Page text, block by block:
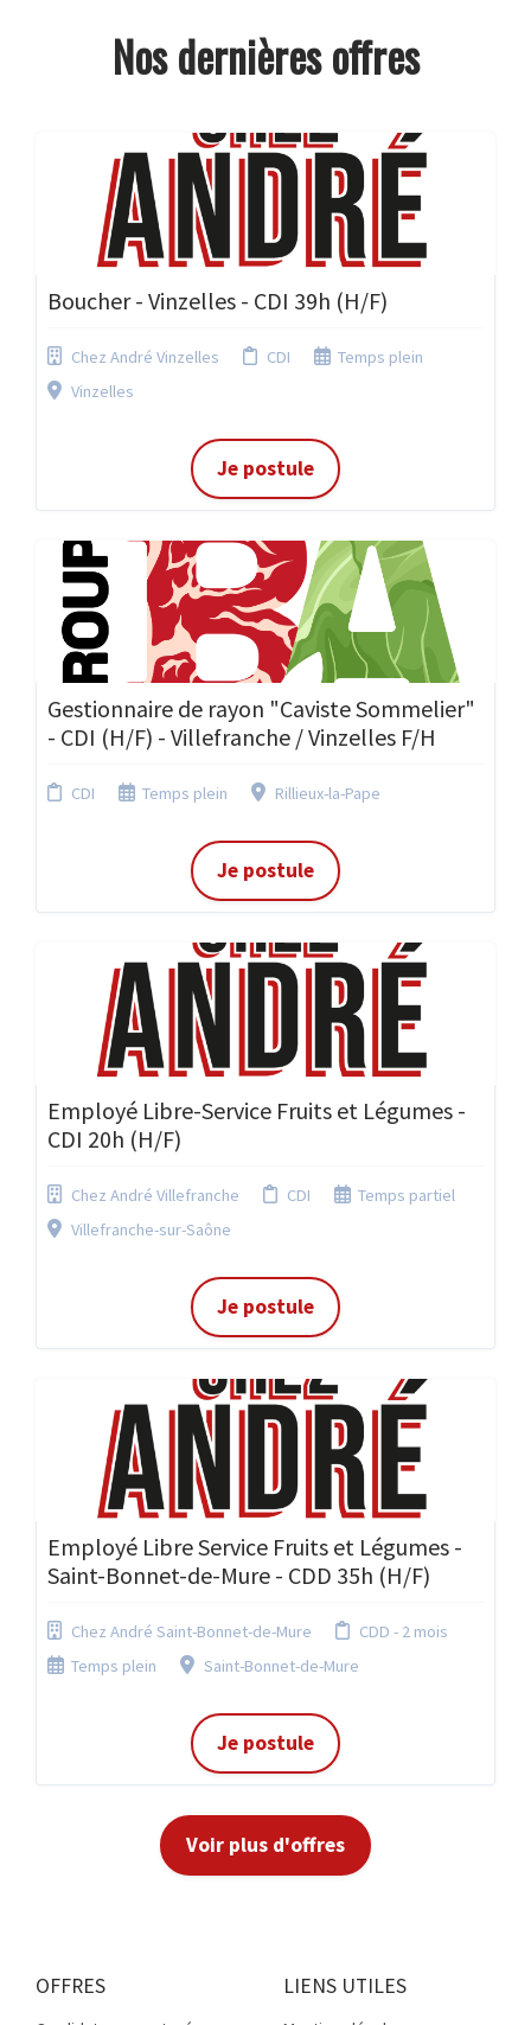
Nos dernières offres
Boucher - Vinzelles - CDI 39h (H/F)
Chez André Vinzelles CDI
Temps plein
Vinzelles
Je postule
Gestionnaire de rayon "Caviste Sommelier"
- CDI (H/F) - Villefranche / Vinzelles F/H
CDI Temps plein Rillieux-la-Pape
Je postule
Employé Libre-Service Fruits et Légumes -
CDI 20h (H/F)
Chez André Villefranche CDI
Temps partiel
Villefranche-sur-Saône
Je postule
Employé Libre Service Fruits et Légumes -
Saint-Bonnet-de-Mure - CDD 35h (H/F)
Chez André Saint-Bonnet-de-Mure
CDD - 2 mois
Temps plein
Saint-Bonnet-de-Mure
Je postule
Voir plus d'offres
OFFRES LIENS UTILES